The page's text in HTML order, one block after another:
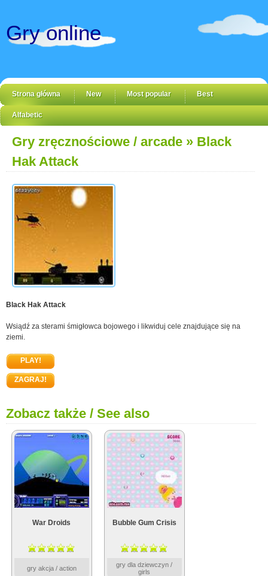
Gry online
Strona główna New Most popular Best
Alfabetic
Gry zręcznościowe / arcade » Black
Hak Attack
Black Hak Attack
Wsiądź za sterami śmigłowca bojowego i likwiduj cele znajdujące się na
ziemi.
PLAY!
ZAGRAJ!
Zobacz także / See also
War Droids
gry akcja / action
Bubble Gum Crisis
gry dla dziewczyn /
girls